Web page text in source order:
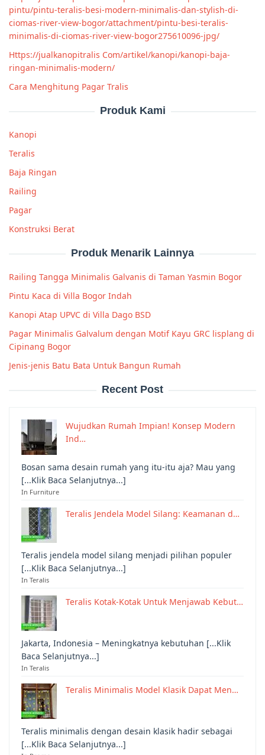
pintu/pintu-teralis-besi-modern-minimalis-dan-stylish-di-
ciomas-river-view-bogor/attachment/pintu-besi-teralis-
minimalis-di-ciomas-river-view-bogor275610096-jpg/
Https://jualkanopitralis Com/artikel/kanopi/kanopi-baja-
ringan-minimalis-modern/
Cara Menghitung Pagar Tralis
Produk Kami
Kanopi
Teralis
Baja Ringan
Railing
Pagar
Konstruksi Berat
Produk Menarik Lainnya
Railing Tangga Minimalis Galvanis di Taman Yasmin Bogor
Pintu Kaca di Villa Bogor Indah
Kanopi Atap UPVC di Villa Dago BSD
Pagar Minimalis Galvalum dengan Motif Kayu GRC lisplang di
Cipinang Bogor
Jenis-jenis Batu Bata Untuk Bangun Rumah
Recent Post
Wujudkan Rumah Impian! Konsep Modern
Ind…
Bosan sama desain rumah yang itu-itu aja? Mau yang
[...Klik Baca Selanjutnya...]
In Furniture
Teralis Jendela Model Silang: Keamanan d…
Teralis jendela model silang menjadi pilihan populer
[...Klik Baca Selanjutnya...]
In Teralis
Teralis Kotak-Kotak Untuk Menjawab Kebut…
Jakarta, Indonesia – Meningkatnya kebutuhan [...Klik
Baca Selanjutnya...]
In Teralis
Teralis Minimalis Model Klasik Dapat Men…
Teralis minimalis dengan desain klasik hadir sebagai
[...Klik Baca Selanjutnya...]